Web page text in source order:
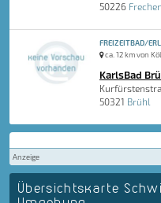
50226 Frechen
FREIZEITBAD/
ca. 12 km von
KarlsBad
50321 Brühl
Anzeige
Übersichtskarte